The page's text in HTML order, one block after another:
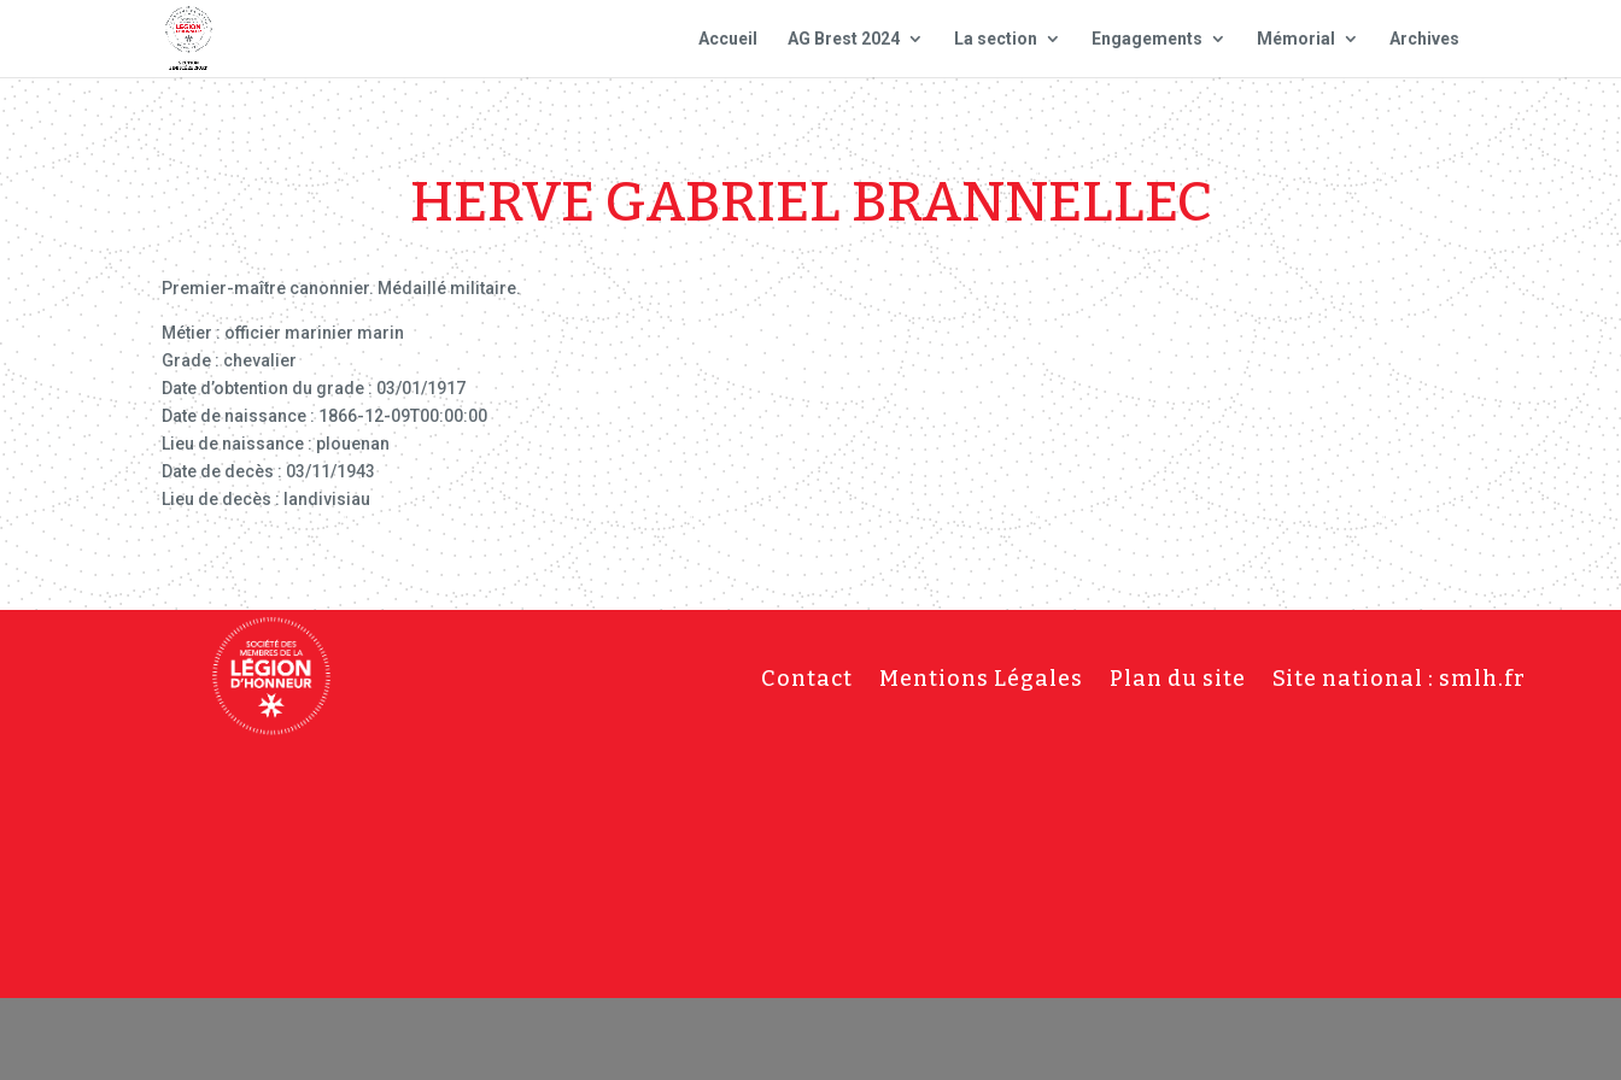
Accueil AG Brest 2024 La section Engagements Mémorial Archives
HERVE GABRIEL BRANNELLEC
Premier-maître canonnier. Médaillé militaire.
Métier : officier marinier marin
Grade : chevalier
Date d’obtention du grade : 03/01/1917
Date de naissance : 1866-12-09T00:00:00
Lieu de naissance : plouenan
Date de decès : 03/11/1943
Lieu de decès : landivisiau
Contact Mentions Légales Plan du site Site national : smlh.fr